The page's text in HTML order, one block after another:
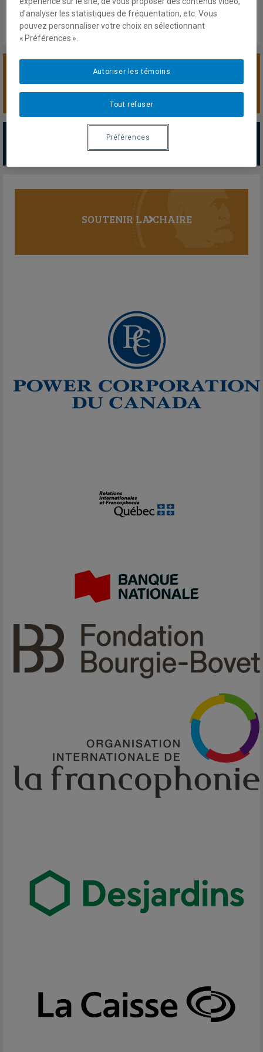
SOUTENIR LA CHAIRE
PARTENAIRES MAJEURS
Tous les partenaires
SOUTENIR LA CHAIRE
d’analyser les statistiques de fréquentation, etc. Vous
pouvez personnaliser votre choix en sélectionnant
« Préférences ».
Tout refuser
Autoriser les témoins
Préférences